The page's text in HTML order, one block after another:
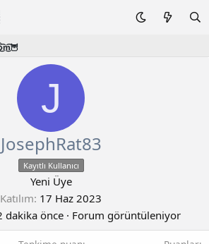
J
JosephRat83
Kayıtlı Kullanıcı
Yeni Üye
Katılım 17 Haz 2023
dakika önce · Forum görüntüleniyor